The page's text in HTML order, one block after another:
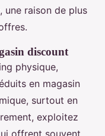
une raison de plus
discount
physique,
en magasin
surtout en
exploitez
offrent souvent